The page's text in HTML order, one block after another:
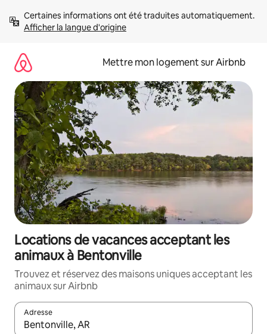
directement
Afficher la langue d'origine
Mettre mon logement sur Airbnb
Locations de vacances acceptant les
animaux à Bentonville
Trouvez et réservez des maisons uniques acceptant les
animaux sur Airbnb
Adresse
Lorsque les résultats s'affichent, utilisez les flèches vers le